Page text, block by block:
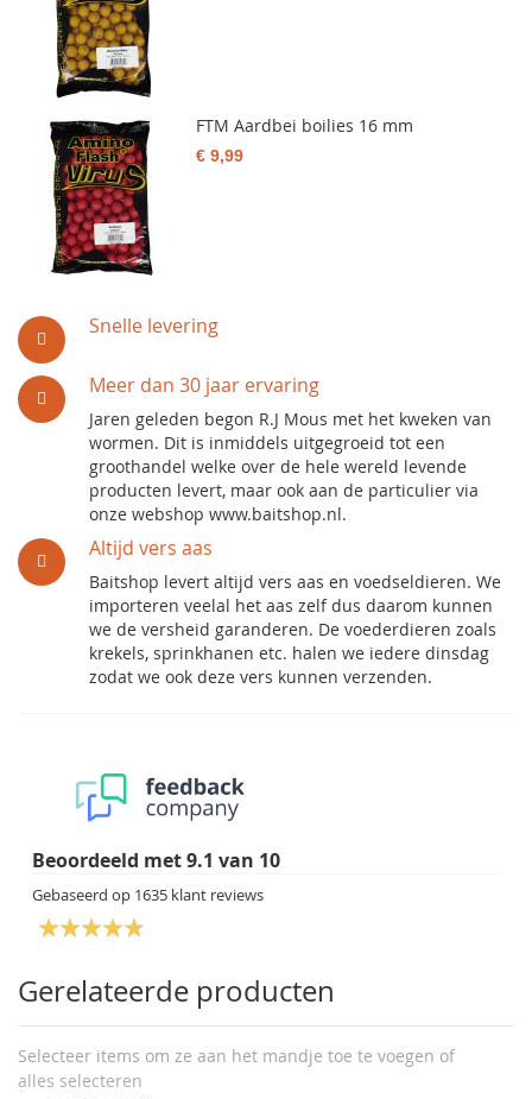
Snelle levering
Meer dan 30 jaar ervaring
Jaren geleden begon R.J Mous met het kweken van
wormen. Dit is inmiddels uitgegroeid tot een
groothandel welke over de hele wereld levende
producten levert, maar ook aan de particulier via
onze webshop www.baitshop.nl.
Altijd vers aas
Baitshop levert altijd vers aas en voedseldieren. We
importeren veelal het aas zelf dus daarom kunnen
we de versheid garanderen. De voederdieren zoals
krekels, sprinkhanen etc. halen we iedere dinsdag
zodat we ook deze vers kunnen verzenden.
Beoordeeld met9.1 van 10
Gebaseerd op 1635 klant reviews
Gerelateerde producten
Selecteer items om ze aan het mandje toe te voegen of
alles selecteren
FTM Aardbei boilies 16 mm
€ 9,99